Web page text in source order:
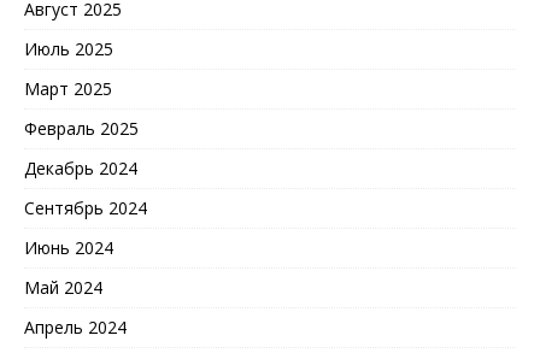
Август 2025
Июль 2025
Март 2025
Февраль 2025
Декабрь 2024
Сентябрь 2024
Июнь 2024
Май 2024
Апрель 2024